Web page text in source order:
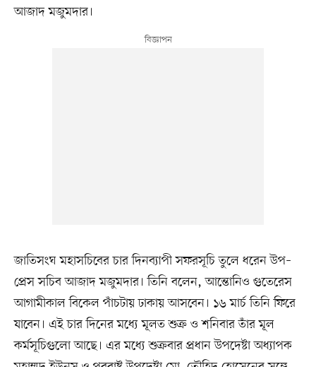
আজাদ মজুমদার।
জাতিসংঘ মহাসচিবের চার দিনব্যাপী সফরসূচি তুলে ধরেন উপ–
প্রেস সচিব আজাদ মজুমদার। তিনি বলেন, আন্তোনিও গুতেরেস
আগামীকাল বিকেল পাঁচটায় ঢাকায় আসবেন। ১৬ মার্চ তিনি ফিরে
যাবেন। এই চার দিনের মধ্যে মূলত শুক্র ও শনিবার তাঁর মূল
কর্মসূচিগুলো আছে। এর মধ্যে শুক্রবার প্রধান উপদেষ্টা অধ্যাপক